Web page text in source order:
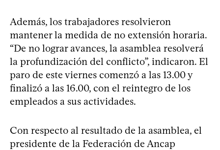
Además, los trabajadores resolvieron
mantener la medida de no extensión horaria.
“De no lograr avances, la asamblea resolverá
la profundización del conflicto”, indicaron. El
paro de este viernes comenzó a las 13.00 y
finalizó a las 16.00, con el reintegro de los
empleados a sus actividades.
Con respecto al resultado de la asamblea, el
presidente de la Federación de Ancap